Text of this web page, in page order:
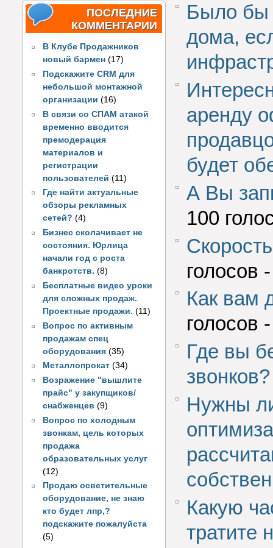
ПОСЛЕДНИЕ
КОММЕНТАРИИ
В Клубе Продажников
новый бармен (17)
Подскажите CRM для
небольшой монтажной
организации (16)
В связи со СПАМ атакой
временно вводится
премодерация
материалов и
регистрации
пользователей(11)
Где найти актуальные
обзоры рекламных
сетей? (4)
Бизнес сколачивает не
состояния. Юрлица
начали год с роста
банкротств. (8)
Бесплатные видео уроки
для сложных продаж.
Проектные продажи. (11)
Вопрос по активным
продажам спец
оборудования (35)
Металлопрокат (34)
Возражение "вышлите
прайс" у закупщиков/
снабженцев (9)
Вопрос по холодным
звонкам, цель которых
продажа
образовательных услуг
(12)
Продаю осветительные
оборудование, не знаю
кто будет лпр,?
подскажите пожалуйста
(5)
Было бы
дома,
аренду
будет
А Вы
100
голосов
Как вам
голосов
Где вы
звонков?
Нужны
Какую
тратите